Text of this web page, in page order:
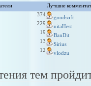
Лучшие
374
229
19
13
12
goodsoft
nitaHest
BanDit
Sirius
vlodzu
тем